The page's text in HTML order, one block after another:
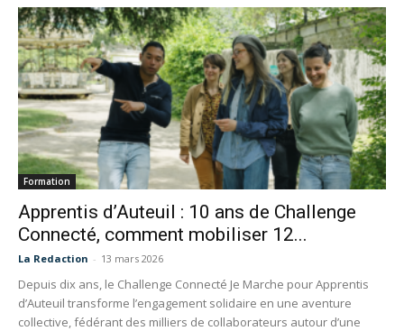
Formation
Apprentis d’Auteuil : 10 ans de Challenge
Connecté, comment mobiliser 12...
La Redaction - 13 mars 2026
Depuis dix ans, le Challenge Connecté Je Marche pour Apprentis
d’Auteuil transforme l’engagement solidaire en une aventure
collective, fédérant des milliers de collaborateurs autour d’une